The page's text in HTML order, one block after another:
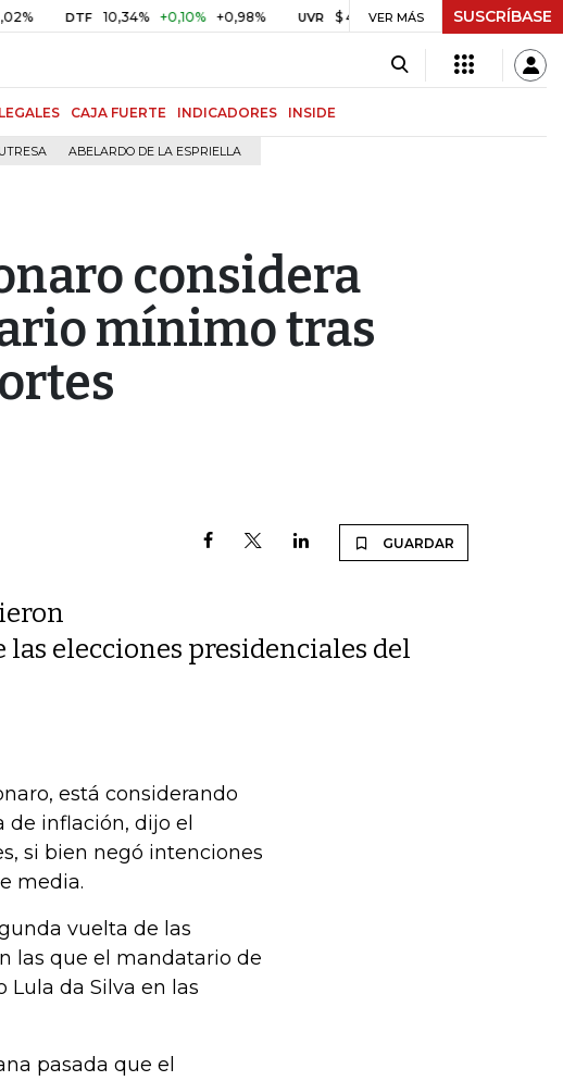
DTF 10,34% +0,10% +0,98% UVR $ 416,91 +$ 0,05 +0,01% BITCOIN
VER MÁS SUSCRÍBASE
CAJA FUERTE INDICADORES INSIDE
ABELARDO DE LA ESPRIELLA
considera
mínimo tras
GUARDAR
las elecciones presidenciales del
está considerando
inflación, dijo el
si bien negó intenciones
media.
vuelta de las
las que el mandatario de
Lula da Silva en las
pasada que el